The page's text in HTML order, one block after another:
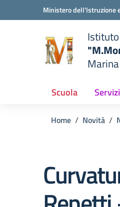
Vai ai contenuti
Vai al menu di navigazione
Ministero dell'Istruzione
Scuola Servizi
Home Novità